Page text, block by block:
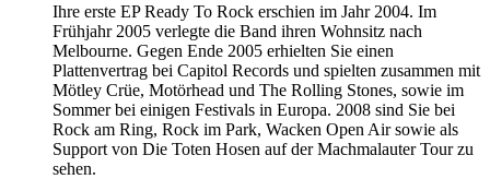
Ihre erste EP Ready To Rock erschien im Jahr 2004. Im
Frühjahr 2005 verlegte die Band ihren Wohnsitz nach
Melbourne. Gegen Ende 2005 erhielten Sie einen
Plattenvertrag bei Capitol Records und spielten zusammen mit
Mötley Crüe, Motörhead und The Rolling Stones, sowie im
Sommer bei einigen Festivals in Europa. 2008 sind Sie bei
Rock am Ring, Rock im Park, Wacken Open Air sowie als
Support von Die Toten Hosen auf der Machmalauter Tour zu
sehen.